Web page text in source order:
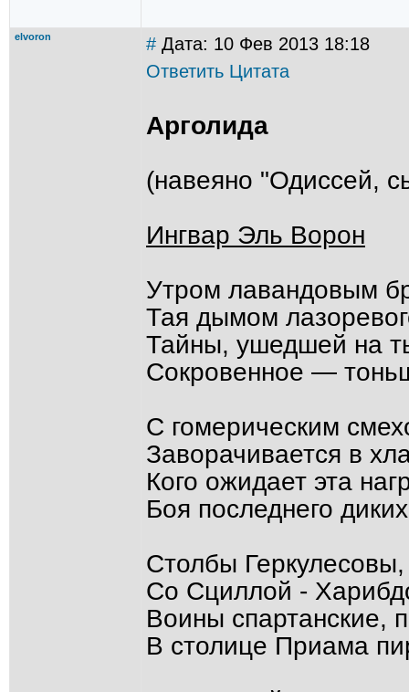
elvoron # Дата: 10 Фев 2013 18:18
Ответить Цитата
Арголида
(навеяно "Одиссей,
Ингвар Эль Ворон
Утром лавандовым
Тая дымом
Тайны, ушедшей на
Сокровенное —
С гомерическим
Заворачивается в
Кого ожидает эта
Боя последнего
Столбы
Со Сциллой -
Воины спартанские,
В столице Приама